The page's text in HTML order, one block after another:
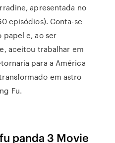
apresentada no
episódios). Conta-se
papel e, ao ser
aceitou trabalhar em
para a América
em astro
Fu.
panda 3 Movie